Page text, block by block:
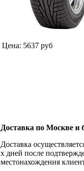
Цена: 5637 руб
Доставка по Москве
Доставка
х дней после
местонахождения